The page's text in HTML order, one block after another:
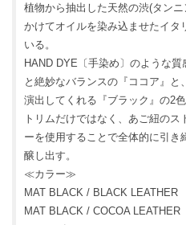
植物から抽出した天然の渋(タン
かけてオイルを染み込ませたイタ
いる。
HAND DYE〔手染め〕のような
と絶妙なバランスの『ココア』と
演出してくれる『ブラック』の2色
トリムだけではなく、あご紐の
ーを使用することで全体的に引き
醸し出す。
≪カラー≫
MAT BLACK / BLACK LEATHER
MAT BLACK / COCOA LEATHER